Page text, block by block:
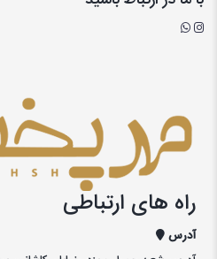
راه های ارتباطی
آدرس